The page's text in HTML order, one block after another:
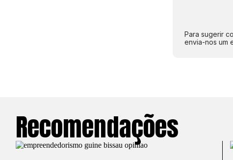
Para sugerir
envia-nos um
Recomendações